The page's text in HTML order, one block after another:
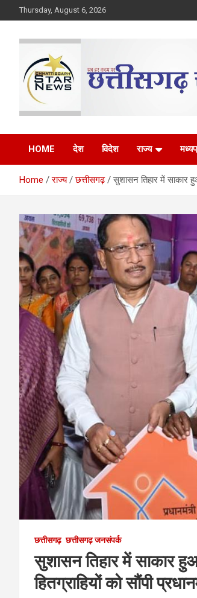
to
Thursday, August 6, 2026
Chhattisgarh
HOME देश विदेश राज्य
Home राज्य छत्तीसगढ़ सुशासन तिहार में साकार
छत्तीसगढ़ छत्तीसगढ़ जनसंपर्क
सुशासन तिहार में साकार
हितग्राहियों को सौंपी